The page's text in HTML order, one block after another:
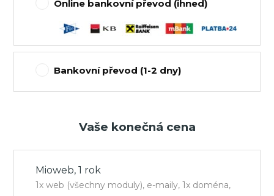
Online bankovní převod (ihned)
Bankovní převod (1-2 dny)
Vaše konečná cena
Mioweb, 1 rok
1x web (všechny moduly), e-maily, 1x doména,